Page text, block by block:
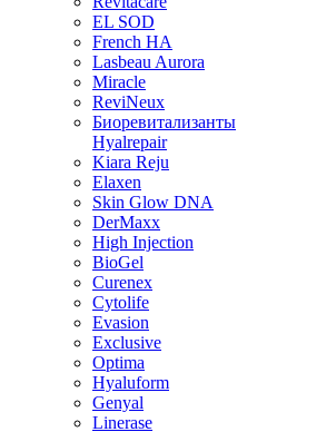
EL SOD
French HA
Lasbeau Aurora
Miracle
ReviNeux
Биоревитализанты
Hyalrepair
Kiara Reju
Elaxen
Skin Glow DNA
DerMaxx
High Injection
BioGel
Curenex
Cytolife
Evasion
Exclusive
Optima
Hyaluform
Genyal
Linerase